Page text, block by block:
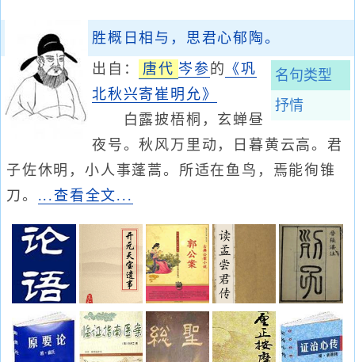
胜概日相与，思君心郁陶。
名句类型
抒情
出自： 唐代 岑参 的 《巩
北秋兴寄崔明允》
白露披梧桐，玄蝉昼
夜号。秋风万里动，日暮黄云高。君
子佐休明，小人事蓬蒿。所适在鱼鸟，焉能徇锥
刀。 ...查看全文...